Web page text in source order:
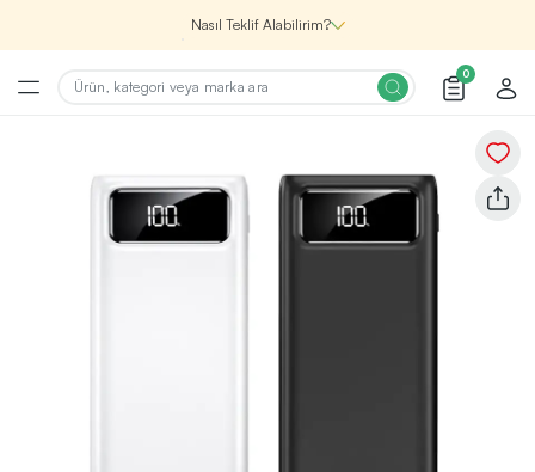
Nasıl Teklif Alabilirim?
Şirketin için İhtiyacın Olan
Promosyon Ürünlerini Bul!
0